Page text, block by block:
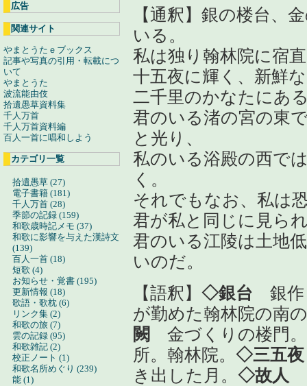
広告
関連サイト
やまとうたｅブックス
記事や写真の引用・転載につ
いて
やまとうた
波流能由伎
拾遺愚草資料集
千人万首
千人万首資料編
百人一首に唱和しよう
カテゴリ一覧
拾遺愚草 (27)
電子書籍 (181)
千人万首 (28)
季節の記録 (159)
和歌歳時記メモ (37)
和歌に影響を与えた漢詩文
(139)
百人一首 (18)
短歌 (4)
お知らせ・覚書 (195)
更新情報 (18)
歌語・歌枕 (6)
リンク集 (2)
和歌の旅 (7)
雲の記録 (95)
和歌雑記 (2)
校正ノート (1)
和歌名所めぐり (239)
能 (1)
【通釈】銀の楼台、
いる。
私は独り翰林院に宿
十五夜に輝く、新鮮
二千里のかなたにあ
君のいる渚の宮の東
と光り、
私のいる浴殿の西で
く。
それでもなお、私は
君が私と同じに見ら
君のいる江陵は土地
いのだ。
【語釈】 ◇銀台 銀作
が勤めた翰林院の南
闕
金づくりの楼門。
所。翰林院。 ◇三五夜
き出した月。 ◇故人